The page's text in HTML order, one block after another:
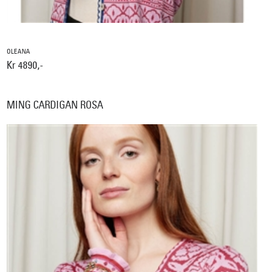
OLEANA
Kr 4890,-
MING CARDIGAN ROSA